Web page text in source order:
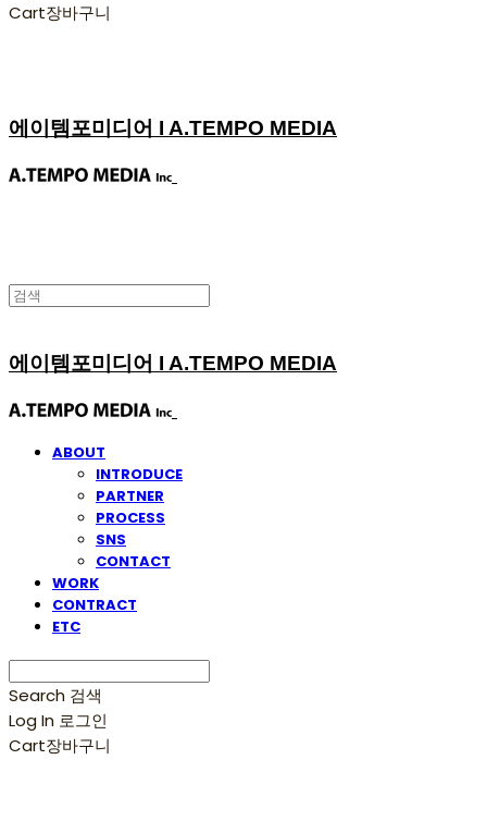
Cart장바구니
에이템포미디어 I A.TEMPO MEDIA
에이템포미디어 I A.TEMPO MEDIA
ABOUT
INTRODUCE
PARTNER
PROCESS
SNS
CONTACT
WORK
CONTRACT
ETC
Search 검색
Log In 로그인
Cart장바구니